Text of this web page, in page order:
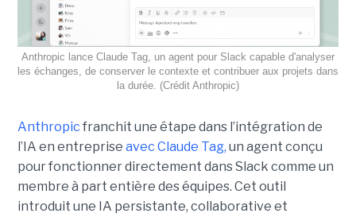
Anthropic lance Claude Tag, un agent pour Slack capable d'analyser
les échanges, de conserver le contexte et contribuer aux projets dans
la durée. (Crédit Anthropic)
Anthropic franchit une étape dans l’intégration de
l’IA en entreprise avec Claude Tag, un agent conçu
pour fonctionner directement dans Slack comme un
membre à part entière des équipes. Cet outil
introduit une IA persistante, collaborative et